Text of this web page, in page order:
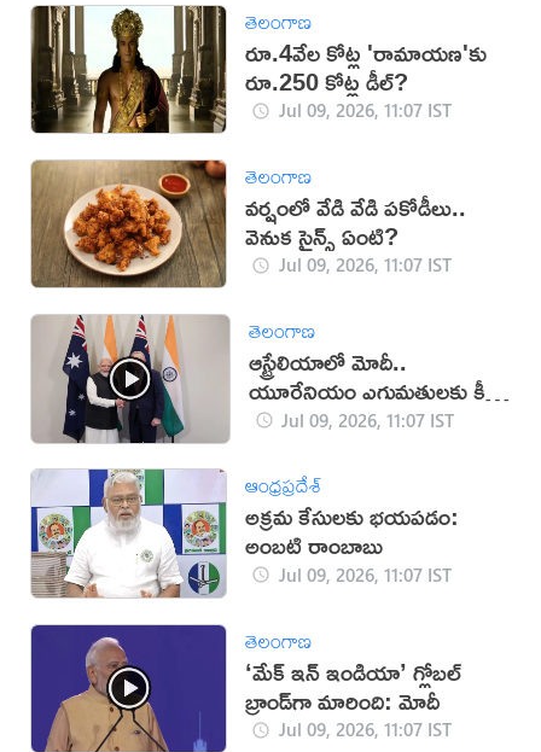
తెలంగాణ
రూ.4వేల కోట్ల 'రామాయణ'కు
రూ.250 కోట్ల డీల్?
Jul 09, 2026, 11:07 IST
తెలంగాణ
వర్షంలో వేడి వేడి పకోడీలు..
వెనుక సైన్స్ ఏంటి?
Jul 09, 2026, 11:07 IST
తెలంగాణ
ఆస్ట్రేలియాలో మోదీ..
యూరేనియం ఎగుమతులకు కీలక
ఒప్పందం
Jul 09, 2026, 11:07 IST
ఆంధ్రప్రదేశ్
అక్రమ కేసులకు భయపడం:
అంబటి రాంబాబు
Jul 09, 2026, 11:07 IST
తెలంగాణ
‘మేక్ ఇన్ ఇండియా’ గ్లోబల్
బ్రాండ్‌గా మారింది: మోదీ
Jul 09, 2026, 11:07 IST